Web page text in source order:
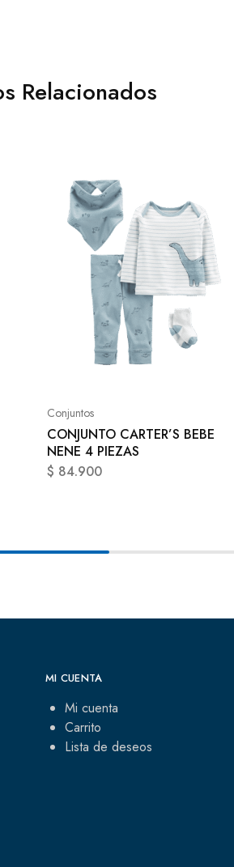
Relacionados
Conjuntos
CONJUNTO CARTER’S BEBE
NENE 4 PIEZAS
$ 84.900
MI CUENTA
Mi cuenta
Carrito
Lista de deseos